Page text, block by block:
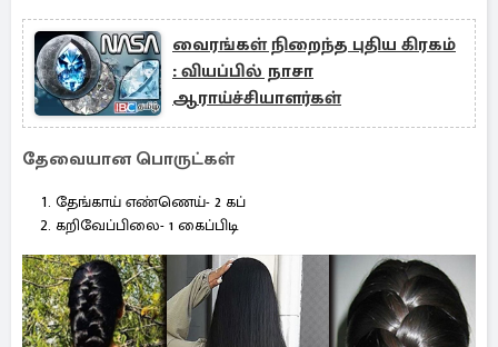
வைரங்கள் நிறைந்த புதிய கிரகம்
: வியப்பில் நாசா
ஆராய்ச்சியாளர்கள்
தேவையான பொருட்கள்
தேங்காய் எண்ணெய்- 2 கப்
கறிவேப்பிலை- 1 கைப்பிடி